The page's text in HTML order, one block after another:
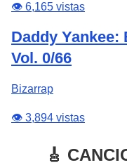
👁️ 6,165 vistas
Daddy
Vol. 0/66
Bizarrap
👁️ 3,894 vistas
🎸